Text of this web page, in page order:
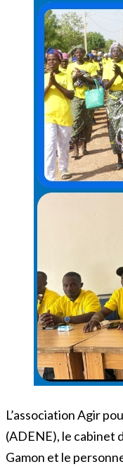
L’association Agir
(ADENE), le cabinet
Gamon et le